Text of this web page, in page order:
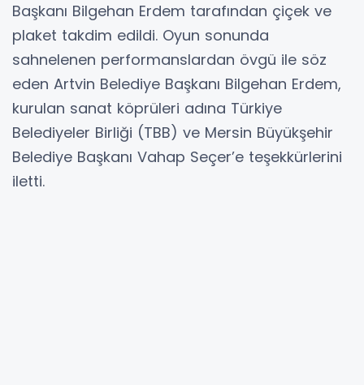
Başkanı Bilgehan Erdem tarafından çiçek ve
plaket takdim edildi. Oyun sonunda
sahnelenen performanslardan övgü ile söz
eden Artvin Belediye Başkanı Bilgehan Erdem,
kurulan sanat köprüleri adına Türkiye
Belediyeler Birliği (TBB) ve Mersin Büyükşehir
Belediye Başkanı Vahap Seçer’e teşekkürlerini
iletti.